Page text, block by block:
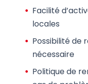
Facilité
locales
Possibilité de
nécessaire
Politique de